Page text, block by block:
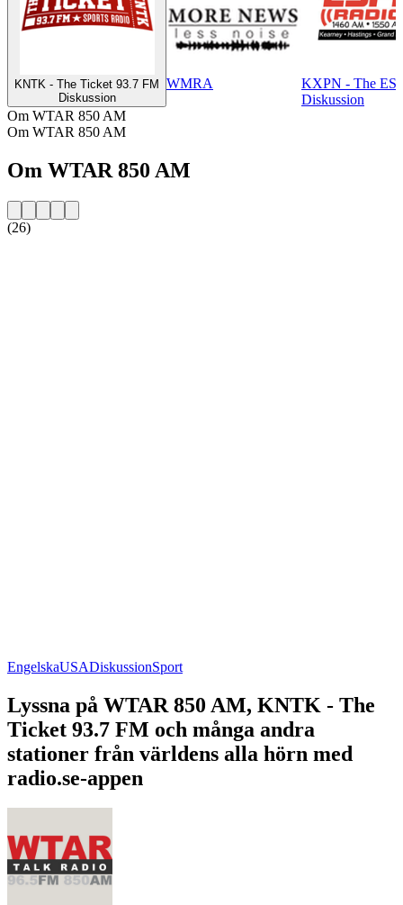
KNTK - The Ticket 93.7 FM
Diskussion
WMRA
KXPN - The
Diskussion
Om WTAR 850 AM
Om WTAR 850 AM
Om WTAR 850 AM
(26)
EngelskaUSADiskussionSport
Lyssna på WTAR 850 AM, KNTK - The
Ticket 93.7 FM och många andra
stationer från världens alla hörn med
radio.se-appen